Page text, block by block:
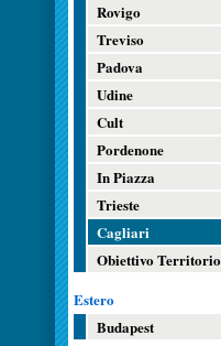
Rovigo
Treviso
Padova
Udine
Cult
Pordenone
In Piazza
Trieste
Cagliari
Obiettivo Territorio
Estero
Budapest